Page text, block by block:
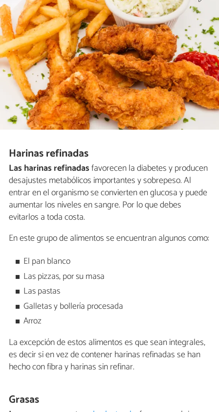
Harinas refinadas
Las harinas refinadasfavorecen la diabetes y producen
desajustes metabólicos importantes y sobrepeso. Al
entrar en el organismo se convierten en glucosa y puede
aumentar los niveles en sangre. Por lo que debes
evitarlos a toda costa.
En este grupo de alimentos se encuentran algunos como:
El pan blanco
Las pizzas, por su masa
Las pastas
Galletas y bollería procesada
Arroz
La excepción de estos alimentos es que sean integrales,
es decir si en vez de contener harinas refinadas se han
hecho con fibra y harinas sin refinar.
Grasas